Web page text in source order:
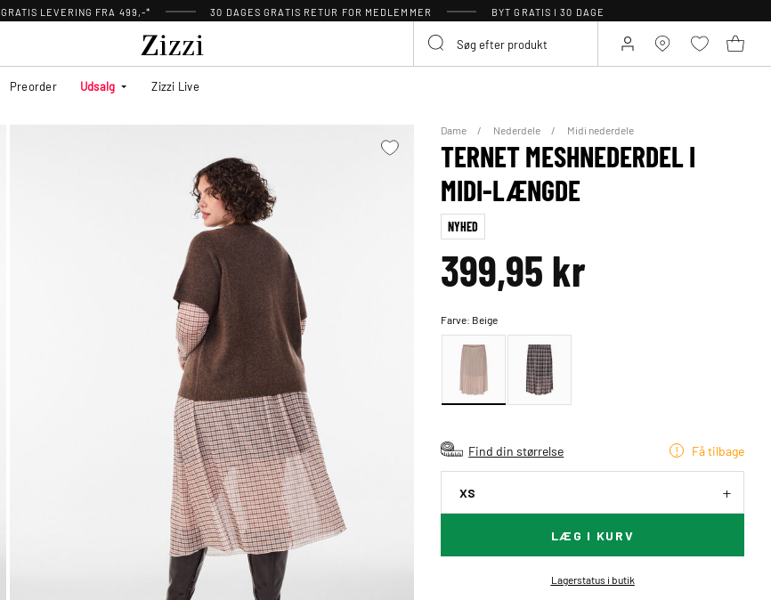
GRATIS LEVERING FRA 499,-* 30 DAGES GRATIS RETUR FOR MEDLEMMER BYT GRATIS I 30 DAGE
Preorder Udsalg Zizzi Live
Dame Nederdele Midi nederdele
TERNET MESHNEDERDEL I
MIDI-LÆNGDE
NYHED
399,95 kr
Farve: Beige
Find din størrelse Få tilbage
XS
LÆG I KURV
Lagerstatus i butik